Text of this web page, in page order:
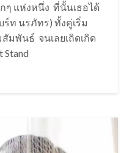
ๆ แห่งหนึ่ง ที่นั้นเธอได้
ท นรภัทร) ทั้งคู่เริ่ม
พันธ์ จนเลยเถิดเกิด